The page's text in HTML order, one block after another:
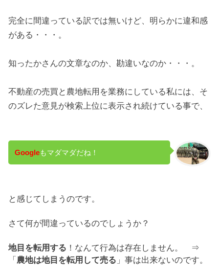
完全に間違っている訳では無いけど、明らかに違和感
がある・・・。
知ったかさんの文章なのか、勘違いなのか・・・。
不動産の売買と農地転用を業務にしている私には、そ
のズレた意見が検索上位に表示され続けている事で、
Googleもマダマダだね！
と感じてしまうのです。
さて何が間違っているのでしょうか？
地目を転用する ！なんて行為は存在しません。 ⇒
「 農地は地目を転用して売る 」事は出来ないのです。